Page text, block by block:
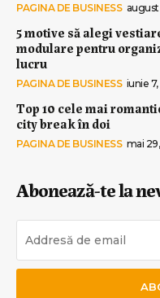
PAGINA DE BUSINESS
5 motive să alegi
modulare pentru
lucru
PAGINA DE BUSINESS iunie
Top 10 cele mai
city break în doi
PAGINA DE BUSINESS mai
Abonează-te la